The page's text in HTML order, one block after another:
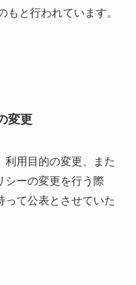
もと行われています。
変更
利用目的の変更、また
シーの変更を行う際
って公表とさせていた